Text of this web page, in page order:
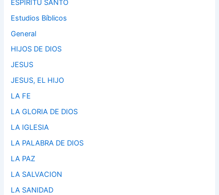
ESPIRITU SANTO
Estudios Bíblicos
General
HIJOS DE DIOS
JESUS
JESUS, EL HIJO
LA FE
LA GLORIA DE DIOS
LA IGLESIA
LA PALABRA DE DIOS
LA PAZ
LA SALVACION
LA SANIDAD